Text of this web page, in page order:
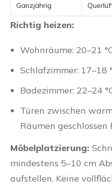
Ganzjährig
Richtig heizen:
Wohnräume: 20–21
Schlafzimmer: 17–18
Badezimmer: 22–24
Türen zwischen
Räumen geschlossen
Möbelplatzierung:
mindestens 5–10 cm
aufstellen. Keine